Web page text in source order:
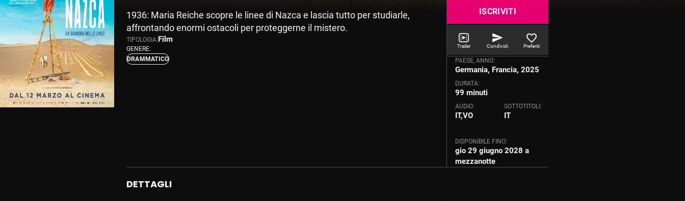
ISCRIVITI
Trailer Condividi Preferiti
PAESE, ANNO:
Germania, Francia, 2025
DURATA:
99 minuti
AUDIO:
IT,VO
SOTTOTITOLI:
IT
DISPONIBILE FINO:
gio 29 giugno 2028 a
mezzanotte
1936: Maria Reiche scopre le linee di Nazca e lascia tutto per studiarle,
affrontando enormi ostacoli per proteggerne il mistero.
TIPOLOGIA:Film
GENERE:
DRAMMATICO
DETTAGLI